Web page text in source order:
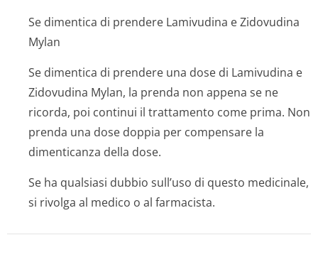
Se dimentica di prendere Lamivudina e Zidovudina
Mylan
Se dimentica di prendere una dose di Lamivudina e
Zidovudina Mylan, la prenda non appena se ne
ricorda, poi continui il trattamento come prima. Non
prenda una dose doppia per compensare la
dimenticanza della dose.
Se ha qualsiasi dubbio sull’uso di questo medicinale,
si rivolga al medico o al farmacista.